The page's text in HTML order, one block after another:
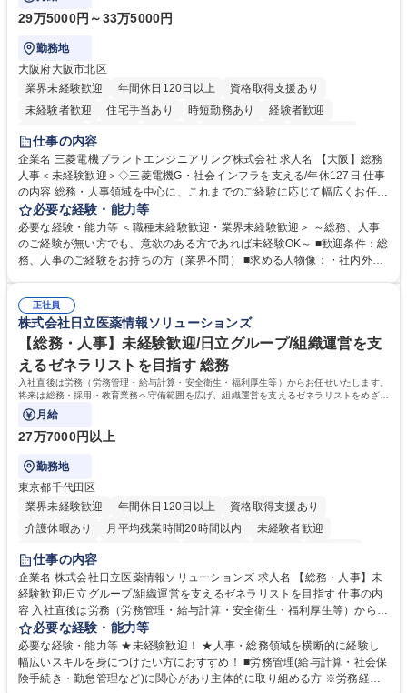
29万5000円～33万5000円
勤務地
大阪府大阪市北区
業界未経験歓迎
年間休日120日以上
資格取得支援あり
未経験者歓迎
住宅手当あり 時短勤務あり
経験者歓迎
退職金あり
駅近5分以内
土日祝休み 服装自由 寮・社宅あり 食事補助あり
仕事の内容
企業名 三菱電機プラントエンジニアリング株式会社 求人名 【大阪】総務
人事＜未経験歓迎＞◇三菱電機G・社会インフラを支える/年休127日 仕事
の内容 総務・人事領域を中心に、これまでのご経験に応じて幅広くお任せ
します。 ＜具体的には＞ ・総務/人事労務（給与・社保・勤怠管理など）
・採用・教育研修 ・福利厚生運用 など ※基本的には事務所勤務ですが、
採用や教育等の業務内容により、関西圏以外への日帰り・宿泊を伴う国内
出張もございます。 ※担当業務を持ちつつ、お互いに助け合いながら、総
必要な経験・能力等
必要な経験・能力等 ＜職種未経験歓迎・業界未経験歓迎＞ ～総務、人事
のご経験が無い方でも、意欲のある方であれば未経験OK～ ■歓迎条件：総
務、人事のご経験をお持ちの方（業界不問） ■求める人物像：・社内外の
正社員
株式会社日立医薬情報ソリューションズ
【総務・人事】未経験歓迎/日立グループ/組織運営を支
えるゼネラリストを目指す 総務
入社直後は労務（労務管理・給与計算・安全衛生・福利厚生等）からお任せいたします。
将来は総務・採用・教育業務へ守備範囲を広げ、組織運営を支えるゼネラリストをめざせ
ます。
月給
27万7000円以上
勤務地
東京都千代田区
業界未経験歓迎
年間休日120日以上
資格取得支援あり
介護休暇あり
月平均残業時間20時間以内
未経験者歓迎
住宅手当あり
育休あり
完全週休2日制 交通費支給 土日祝休み 寮・社宅あり
仕事の内容
企業名 株式会社日立医薬情報ソリューションズ 求人名 【総務・人事】未
経験歓迎/日立グループ/組織運営を支えるゼネラリストを目指す 仕事の内
容 入社直後は労務（労務管理・給与計算・安全衛生・福利厚生等）からお
任せいたします。将来は総務・採用・教育業務へ守備範囲を広げ、組織運
営を支えるゼネラリストをめざせます。 ・初期業務：労働時間管理、給与
計算、社会保険対応、福利厚生管理、安全衛生、健康経営推進等をお任せ
します。ご経験に応じて、休職者管理など、幅広く経験を積んでいただき
必要な経験・能力等
必要な経験・能力等 ★未経験歓迎！ ★人事・総務領域を横断的に経験し
幅広いスキルを身につけたい方におすすめ！ ■労務管理(給与計算・社会保
険手続き・勤怠管理など)に関心があり主体的に取り組める方 ※労務経験